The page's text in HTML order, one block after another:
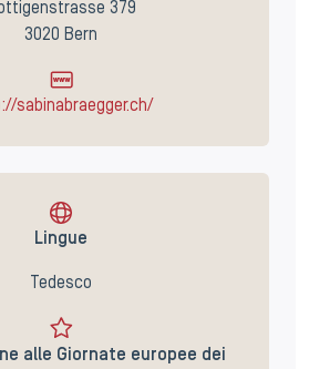
379
3020 Bern
sabinabraegger.ch/
Lingue
Tedesco
alle Giornate europee dei